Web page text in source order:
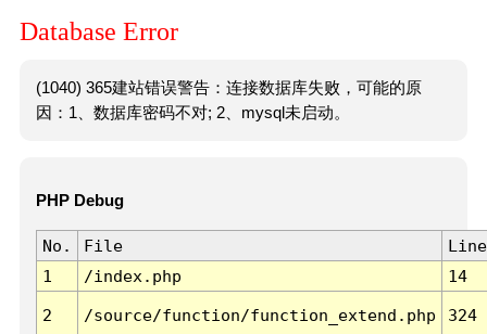
Database Error
(1040) 365建站错误警告：连接数据库失败，可能的原
因：1、数据库密码不对; 2、mysql未启动。
PHP Debug
No. File
Line
1
/index.php 14
2 /source/function/function_extend.php 324